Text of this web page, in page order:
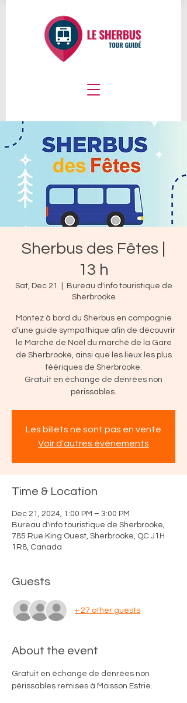
Sherbus des Fêtes |
13 h
Sat, Dec 21
Bureau d'info touristique de
Sherbrooke
Montez à bord du Sherbus en compagnie
d’une guide sympathique afin de découvrir
le Marché de Noël du marché de la Gare
de Sherbrooke, ainsi que les lieux les plus
féériques de Sherbrooke.
Gratuit en échange de denrées non
périssables.
Les billets ne sont pas en vente
Voir d'autres événements
Time & Location
Dec 21, 2024, 1:00 PM – 3:00 PM
Bureau d'info touristique de Sherbrooke,
785 Rue King Ouest, Sherbrooke, QC J1H
1R8, Canada
Guests
+ 27 other guests
About the event
Gratuit en échange de denrées non
périssables remises à Moisson Estrie.